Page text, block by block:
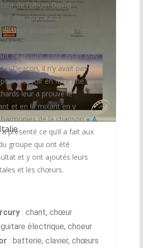
de l’albumDavid
des morceaux
qu’avaient fait Freddie
de l’album
de mourir. Pour Brian May,
Deacon, il n’y avait pas
pour pouvoir en faire une
leur a prouvé le
et en la mixant en y
de la chanson«A
a présenté ce qu’il a fait aux
groupe qui ont été
et y ont ajoutés leurs
et les chœurs.
: chant, chœur
électrique, choeur
: batterie, clavier, chœurs